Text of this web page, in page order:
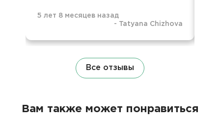
5 лет 8 месяцев назад
- Tatyana Chizhova
Все отзывы
Вам также может понравиться